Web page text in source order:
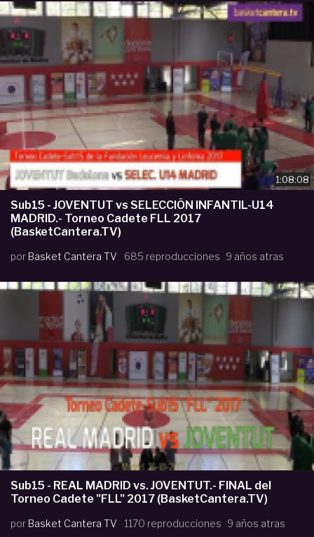
1:08:08
Sub15 - JOVENTUT vs SELECCIÓN INFANTIL-U14
MADRID.- Torneo Cadete FLL 2017
(BasketCantera.TV)
por Basket Cantera TV 685 reproducciones 9 años atras
Sub15 - REAL MADRID vs. JOVENTUT.- FINAL del
Torneo Cadete "FLL" 2017 (BasketCantera.TV)
por Basket Cantera TV 1170 reproducciones 9 años atras